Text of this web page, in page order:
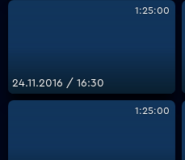
1:25:00
24.11.2016 / 16:30
1:25:00